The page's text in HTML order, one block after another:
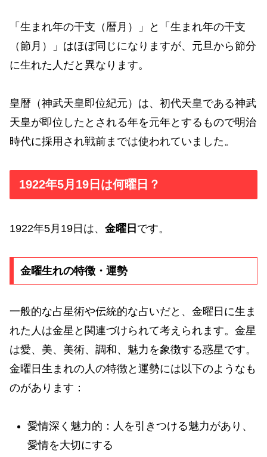
「生まれ年の干支（暦月）」と「生まれ年の干支
（節月）」はほぼ同じになりますが、元旦から節分
に生れた人だと異なります。
皇暦（神武天皇即位紀元）は、初代天皇である神武
天皇が即位したとされる年を元年とするもので明治
時代に採用され戦前までは使われていました。
1922年5月19日は何曜日？
1922年5月19日は、 金曜日 です。
金曜生れの特徴・運勢
一般的な占星術や伝統的な占いだと、金曜日に生ま
れた人は金星と関連づけられて考えられます。金星
は愛、美、美術、調和、魅力を象徴する惑星です。
金曜日生まれの人の特徴と運勢には以下のようなも
のがあります：
愛情深く魅力的：人を引きつける魅力があり、
愛情を大切にする